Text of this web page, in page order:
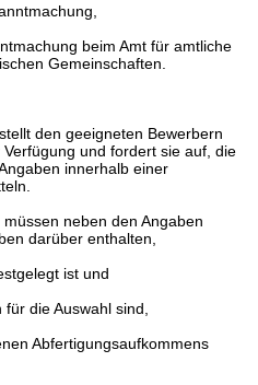
beim Amt für amtliche
Gemeinschaften.
den geeigneten Bewerbern
und fordert sie auf, die
innerhalb einer
neben den Angaben
darüber enthalten,
ist und
die Auswahl sind,
Abfertigungsaufkommens